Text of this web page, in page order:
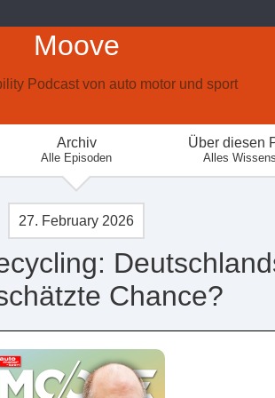
Moove
Podcast von auto motor und sport
Archiv
Alle Episoden
Über diesen
Alles
27. February 2026
Chance?